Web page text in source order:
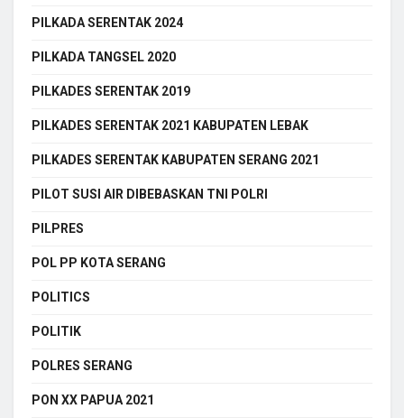
PILKADA SERENTAK 2024
PILKADA TANGSEL 2020
PILKADES SERENTAK 2019
PILKADES SERENTAK 2021 KABUPATEN LEBAK
PILKADES SERENTAK KABUPATEN SERANG 2021
PILOT SUSI AIR DIBEBASKAN TNI POLRI
PILPRES
POL PP KOTA SERANG
POLITICS
POLITIK
POLRES SERANG
PON XX PAPUA 2021